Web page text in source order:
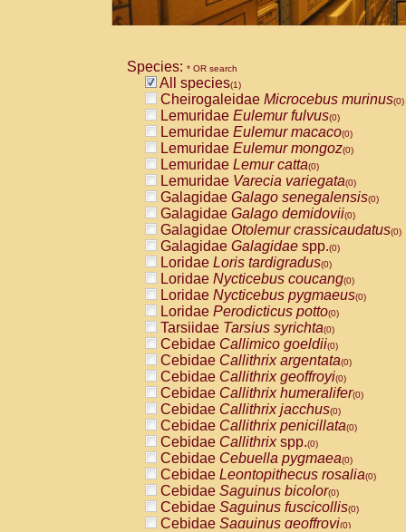
Species: * OR search
All species(1)
Cheirogaleidae Microcebus murinus(0)
Lemuridae Eulemur fulvus(0)
Lemuridae Eulemur macaco(0)
Lemuridae Eulemur mongoz(0)
Lemuridae Lemur catta(0)
Lemuridae Varecia variegata(0)
Galagidae Galago senegalensis(0)
Galagidae Galago demidovii(0)
Galagidae Otolemur crassicaudatus(0)
Galagidae Galagidae spp.(0)
Loridae Loris tardigradus(0)
Loridae Nycticebus coucang(0)
Loridae Nycticebus pygmaeus(0)
Loridae Perodicticus potto(0)
Tarsiidae Tarsius syrichta(0)
Cebidae Callimico goeldii(0)
Cebidae Callithrix argentata(0)
Cebidae Callithrix geoffroyi(0)
Cebidae Callithrix humeralifer(0)
Cebidae Callithrix jacchus(0)
Cebidae Callithrix penicillata(0)
Cebidae Callithrixspp.(0)
Cebidae Cebuella pygmaea(0)
Cebidae Leontopithecus rosalia(0)
Cebidae Saguinus bicolor(0)
Cebidae Saguinus fuscicollis(0)
Cebidae Saguinus geoffroyi(0)